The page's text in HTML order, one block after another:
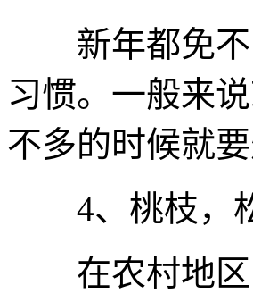
新年都免不
习惯。一般来
不多的时候就
4、桃枝，
在农村地区